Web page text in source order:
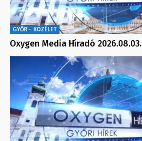
GYŐR - KÖZÉLET
Oxygen Media Híradó 2026.08.03.